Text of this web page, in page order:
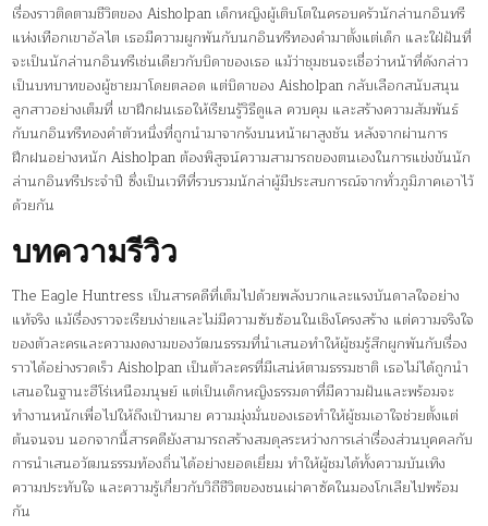
เรื่องราวติดตามชีวิตของ Aisholpan เด็กหญิงผู้เติบโตในครอบครัวนักล่านกอินทรี
แห่งเทือกเขาอัลไต เธอมีความผูกพันกับนกอินทรีทองคำมาตั้งแต่เด็ก และใฝ่ฝันที่
จะเป็นนักล่านกอินทรีเช่นเดียวกับบิดาของเธอ แม้ว่าชุมชนจะเชื่อว่าหน้าที่ดังกล่าว
เป็นบทบาทของผู้ชายมาโดยตลอด แต่บิดาของ Aisholpan กลับเลือกสนับสนุน
ลูกสาวอย่างเต็มที่ เขาฝึกฝนเธอให้เรียนรู้วิธีดูแล ควบคุม และสร้างความสัมพันธ์
กับนกอินทรีทองคำตัวหนึ่งที่ถูกนำมาจากรังบนหน้าผาสูงชัน หลังจากผ่านการ
ฝึกฝนอย่างหนัก Aisholpan ต้องพิสูจน์ความสามารถของตนเองในการแข่งขันนัก
ล่านกอินทรีประจำปี ซึ่งเป็นเวทีที่รวบรวมนักล่าผู้มีประสบการณ์จากทั่วภูมิภาคเอาไว้
ด้วยกัน
บทความรีวิว
The Eagle Huntress เป็นสารคดีที่เต็มไปด้วยพลังบวกและแรงบันดาลใจอย่าง
แท้จริง แม้เรื่องราวจะเรียบง่ายและไม่มีความซับซ้อนในเชิงโครงสร้าง แต่ความจริงใจ
ของตัวละครและความงดงามของวัฒนธรรมที่นำเสนอทำให้ผู้ชมรู้สึกผูกพันกับเรื่อง
ราวได้อย่างรวดเร็ว Aisholpan เป็นตัวละครที่มีเสน่ห์ตามธรรมชาติ เธอไม่ได้ถูกนำ
เสนอในฐานะฮีโร่เหนือมนุษย์ แต่เป็นเด็กหญิงธรรมดาที่มีความฝันและพร้อมจะ
ทำงานหนักเพื่อไปให้ถึงเป้าหมาย ความมุ่งมั่นของเธอทำให้ผู้ชมเอาใจช่วยตั้งแต่
ต้นจนจบ นอกจากนี้สารคดียังสามารถสร้างสมดุลระหว่างการเล่าเรื่องส่วนบุคคลกับ
การนำเสนอวัฒนธรรมท้องถิ่นได้อย่างยอดเยี่ยม ทำให้ผู้ชมได้ทั้งความบันเทิง
ความประทับใจ และความรู้เกี่ยวกับวิถีชีวิตของชนเผ่าคาซัคในมองโกเลียไปพร้อม
กัน